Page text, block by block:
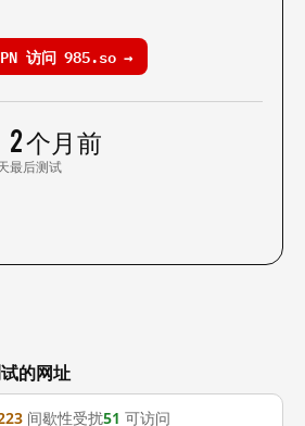
访问 985.so →
2 个月前
最后测试
的网址
间歇性受扰51 可访问